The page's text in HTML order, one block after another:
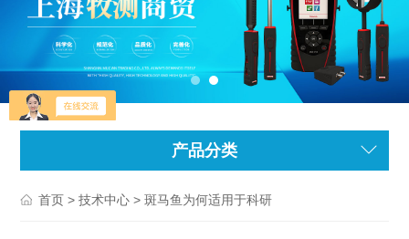
产品分类
首页 >技术中心 > 斑马鱼为何适用于科研